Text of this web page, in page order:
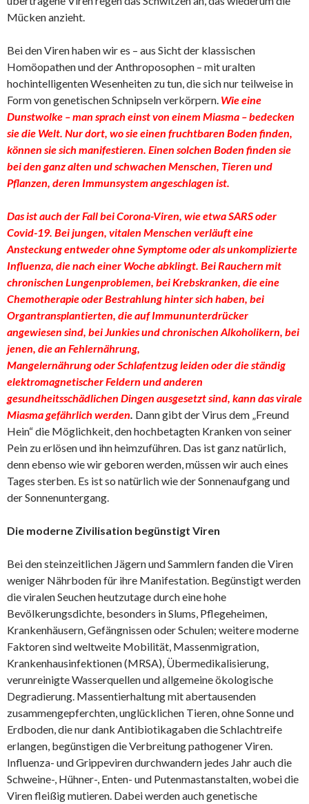
Mücken anzieht.
Bei den Viren haben wir es – aus Sicht der klassischen
Homöopathen und der Anthroposophen – mit uralten
hochintelligenten Wesenheiten zu tun, die sich nur teilweise in
Form von genetischen Schnipseln verkörpern. Wie eine
Dunstwolke – man sprach einst von einem Miasma – bedecken
sie die Welt. Nur dort, wo sie einen fruchtbaren Boden finden,
können sie sich manifestieren. Einen solchen Boden finden sie
bei den ganz alten und schwachen Menschen, Tieren und
Pflanzen, deren Immunsystem angeschlagen ist.
Das ist auch der Fall bei Corona-Viren, wie etwa SARS oder
Covid-19. Bei jungen, vitalen Menschen verläuft eine
Ansteckung entweder ohne Symptome oder als unkomplizierte
Influenza, die nach einer Woche abklingt. Bei Rauchern mit
chronischen Lungenproblemen, bei Krebskranken, die eine
Chemotherapie oder Bestrahlung hinter sich haben, bei
Organtransplantierten, die auf Immununterdrücker
angewiesen sind, bei Junkies und chronischen Alkoholikern, bei
jenen, die an Fehlernährung,
Mangelernährung oder Schlafentzug leiden oder die ständig
elektromagnetischer Feldern und anderen
gesundheitsschädlichen Dingen ausgesetzt sind, kann das virale
Miasma gefährlich werden. Dann gibt der Virus dem „Freund
Hein“ die Möglichkeit, den hochbetagten Kranken von seiner
Pein zu erlösen und ihn heimzuführen. Das ist ganz natürlich,
denn ebenso wie wir geboren werden, müssen wir auch eines
Tages sterben. Es ist so natürlich wie der Sonnenaufgang und
der Sonnenuntergang.
Die moderne Zivilisation begünstigt Viren
Bei den steinzeitlichen Jägern und Sammlern fanden die Viren
weniger Nährboden für ihre Manifestation. Begünstigt werden
die viralen Seuchen heutzutage durch eine hohe
Bevölkerungsdichte, besonders in Slums, Pflegeheimen,
Krankenhäusern, Gefängnissen oder Schulen; weitere moderne
Faktoren sind weltweite Mobilität, Massenmigration,
Krankenhausinfektionen (MRSA), Übermedikalisierung,
verunreinigte Wasserquellen und allgemeine ökologische
Degradierung. Massentierhaltung mit abertausenden
zusammengepferchten, unglücklichen Tieren, ohne Sonne und
Erdboden, die nur dank Antibiotikagaben die Schlachtreife
erlangen, begünstigen die Verbreitung pathogener Viren.
Influenza- und Grippeviren durchwandern jedes Jahr auch die
Schweine-, Hühner-, Enten- und Putenmastanstalten, wobei die
Viren fleißig mutieren. Dabei werden auch genetische